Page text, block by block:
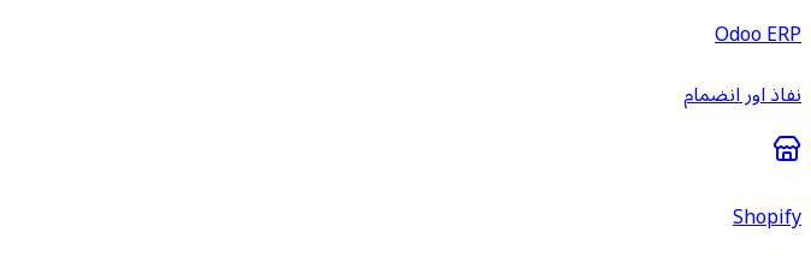
Odoo ERP
نفاذ اور انضمام
Shopify